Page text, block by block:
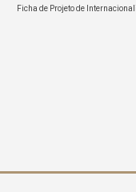
Ficha de Projeto de